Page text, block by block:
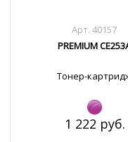
Арт. 40157
PREMIUM
Тонер-
1 222 руб.